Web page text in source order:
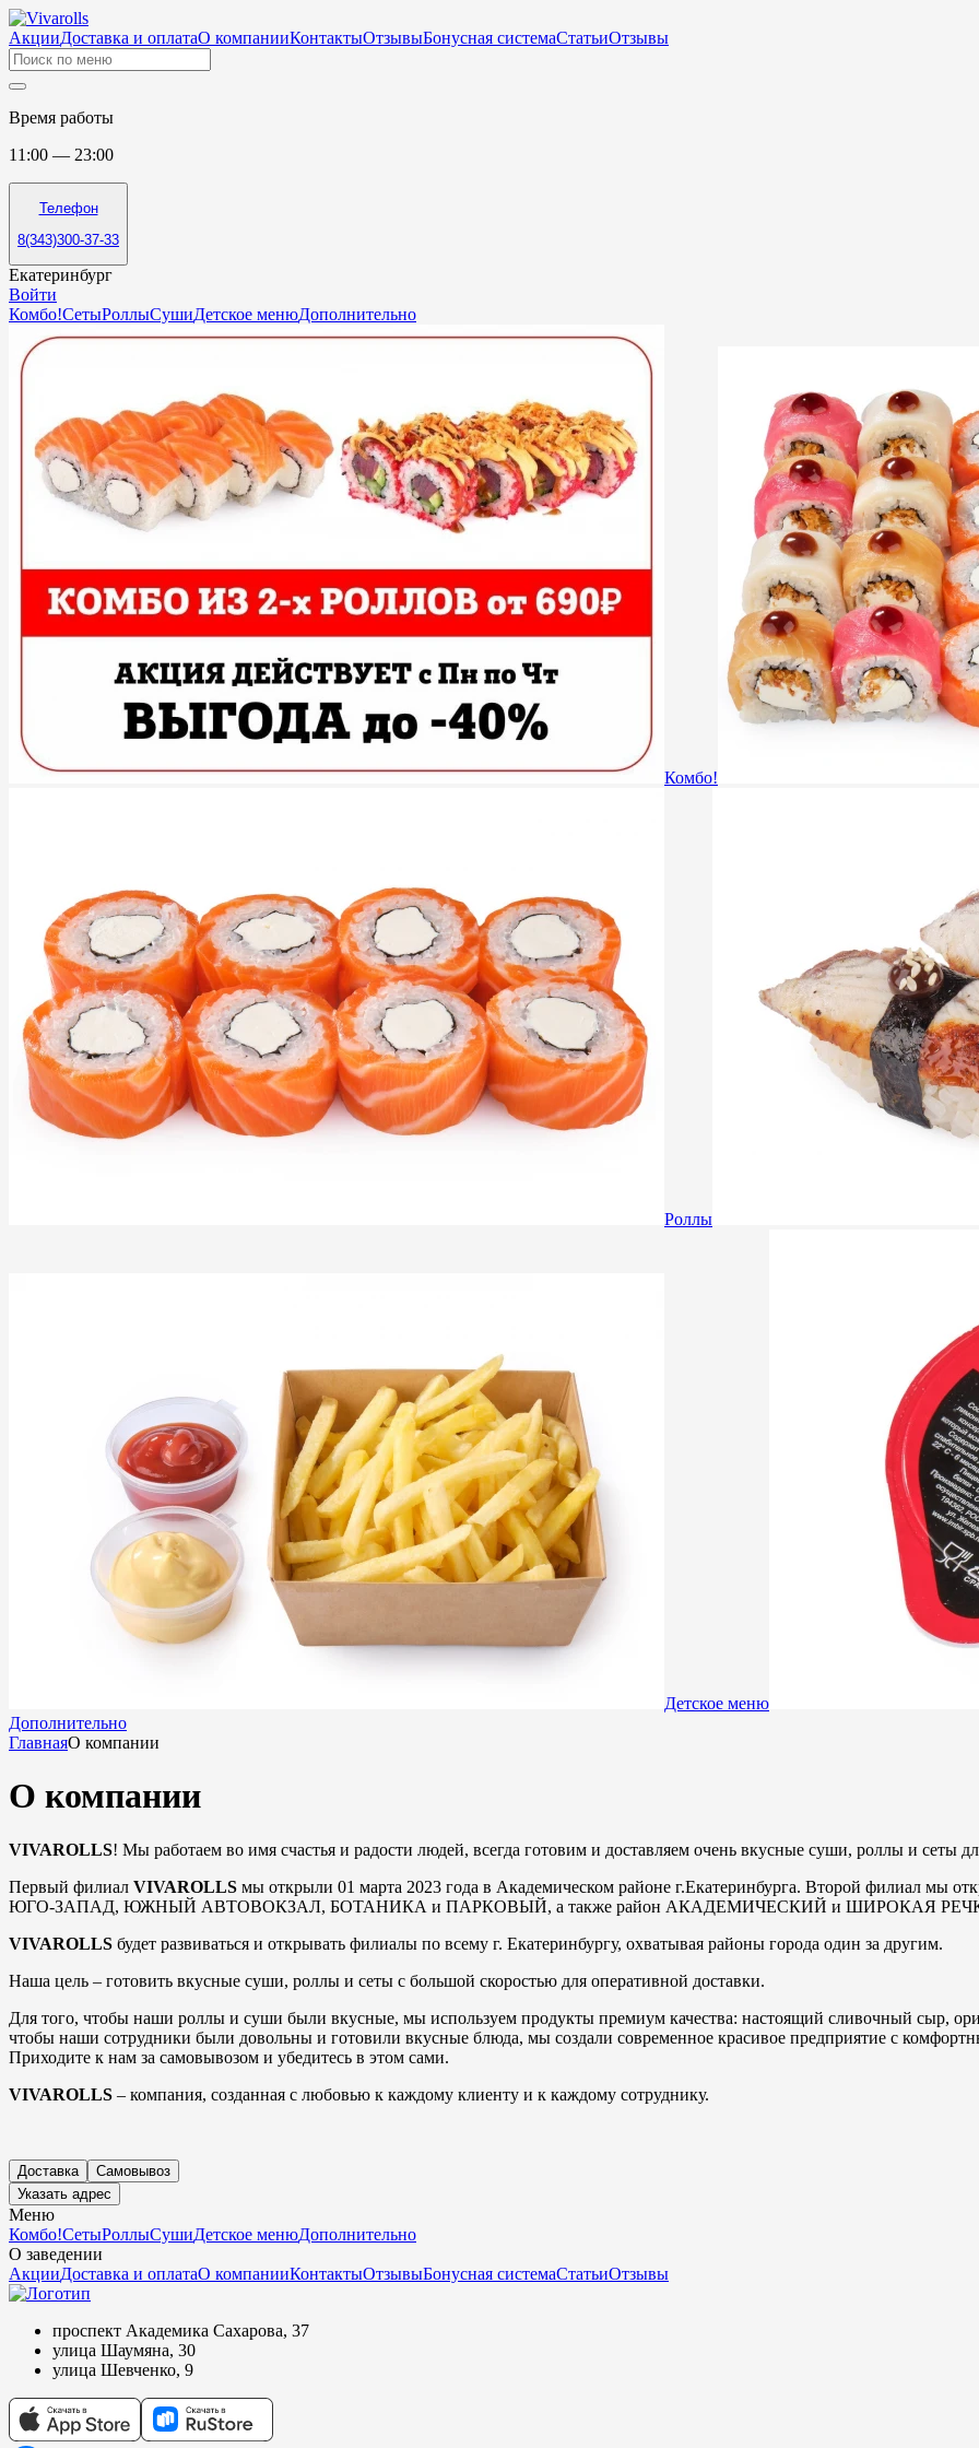
АкцииДоставка и оплатаО компанииКонтактыОтзывыБонусная системаСтатьиОтзывы
Время работы
11:00 — 23:00
Телефон
8(343)300-37-33
Екатеринбург
Войти
Комбо!СетыРоллыСушиДетское менюДополнительно
Комбо!
Роллы
Детское меню
Дополнительно
ГлавнаяО компании
О компании
VIVAROLLS! Мы работаем во имя счастья и радости людей, всегда готовим и доставляем очень вкусные суши, роллы и сеты
Первый филиал VIVAROLLS мы открыли 01 марта 2023 года в Академическом районе г.Екатеринбурга. Второй филиал мы
ЮГО-ЗАПАД, ЮЖНЫЙ АВТОВОКЗАЛ, БОТАНИКА и ПАРКОВЫЙ, а также район АКАДЕМИЧЕСКИЙ и ШИРОКАЯ
VIVAROLLS будет развиваться и открывать филиалы по всему г. Екатеринбургу, охватывая районы города один за другим.
Наша цель – готовить вкусные суши, роллы и сеты с большой скоростью для оперативной доставки.
Для того, чтобы наши роллы и суши были вкусные, мы используем продукты премиум качества: настоящий сливочный сыр,
чтобы наши сотрудники были довольны и готовили вкусные блюда, мы создали современное красивое предприятие с
Приходите к нам за самовывозом и убедитесь в этом сами.
VIVAROLLS – компания, созданная с любовью к каждому клиенту и к каждому сотруднику.
Доставка
Самовывоз
Указать адрес
Меню
Комбо!СетыРоллыСушиДетское менюДополнительно
О заведении
АкцииДоставка и оплатаО компанииКонтактыОтзывыБонусная системаСтатьиОтзывы
проспект Академика Сахарова, 37
улица Шаумяна, 30
улица Шевченко, 9